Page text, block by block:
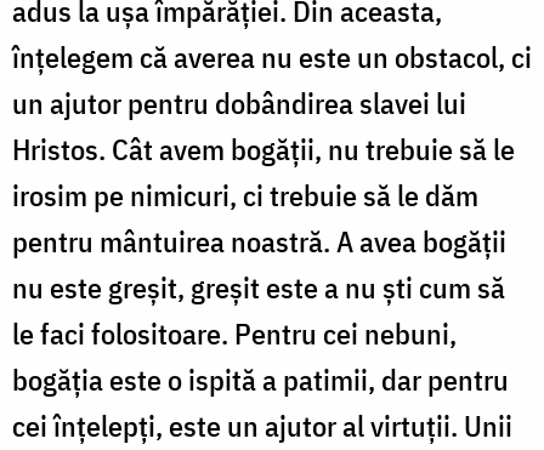
adus la ușa împărăției. Din aceasta,
înțelegem că averea nu este un obstacol, ci
un ajutor pentru dobândirea slavei lui
Hristos. Cât avem bogății, nu trebuie să le
irosim pe nimicuri, ci trebuie să le dăm
pentru mântuirea noastră. A avea bogății
nu este greșit, greșit este a nu ști cum să
le faci folositoare. Pentru cei nebuni,
bogăția este o ispită a patimii, dar pentru
cei înțelepți, este un ajutor al virtuții. Unii